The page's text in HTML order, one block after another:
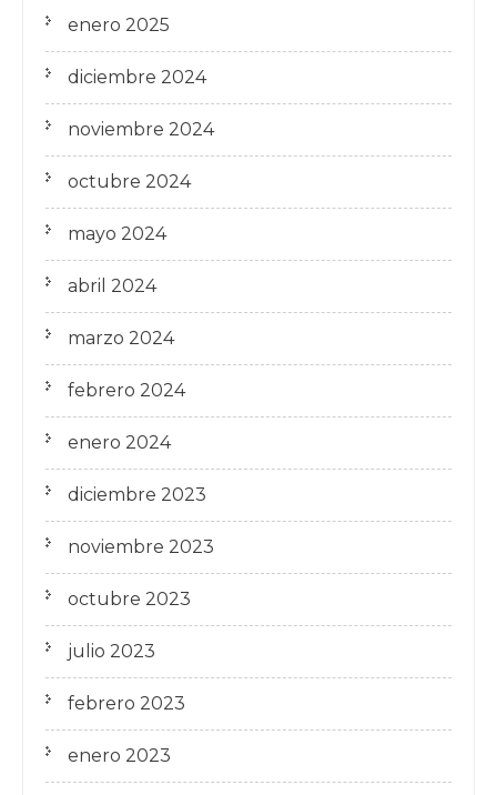
enero 2025
diciembre 2024
noviembre 2024
octubre 2024
mayo 2024
abril 2024
marzo 2024
febrero 2024
enero 2024
diciembre 2023
noviembre 2023
octubre 2023
julio 2023
febrero 2023
enero 2023